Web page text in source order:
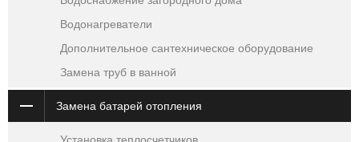
Водонагреватели
Дополнительное сантехническое оборудование
Замена труб в ванной
Замена батарей отопления